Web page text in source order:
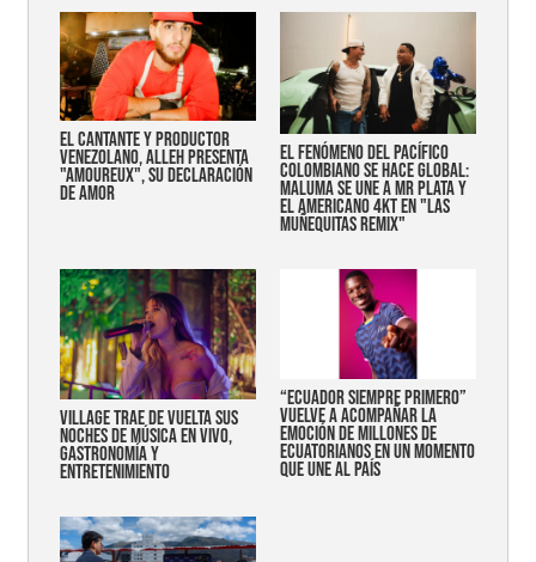
EL CANTANTE Y PRODUCTOR
VENEZOLANO, ALLEH PRESENTA
"AMOUREUX", SU DECLARACIÓN
DE AMOR
EL FENÓMENO DEL PACÍFICO
COLOMBIANO SE HACE GLOBAL:
MALUMA SE UNE A MR PLATA Y
EL AMERICANO 4KT EN "LAS
MUÑEQUITAS REMIX"
Village trae de vuelta sus
noches de música en vivo,
gastronomía y
entretenimiento
“Ecuador siempre primero”
vuelve a acompañar la
emoción de millones de
ecuatorianos en un momento
que une al país